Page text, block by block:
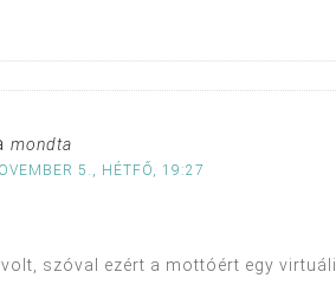
mondta
5., HÉTFŐ, 19:27
szóval ezért a mottóért egy